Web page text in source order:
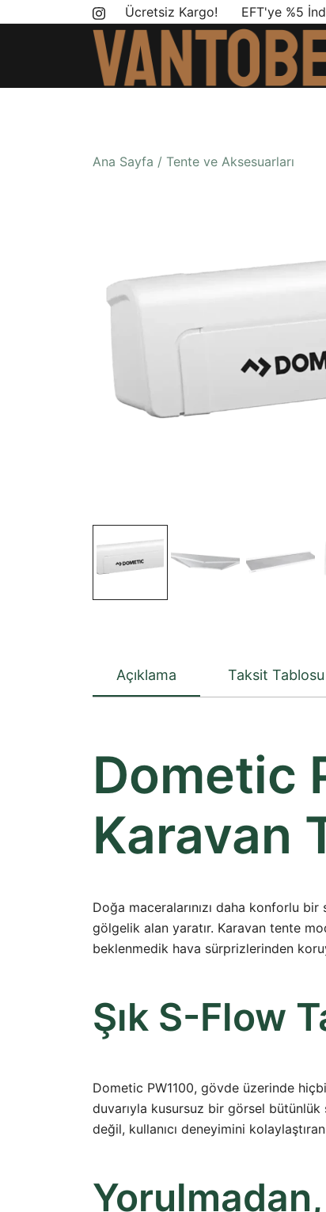
Ücretsiz Kargo! EFT'ye %5
Ana Sayfa / Tente ve Aksesuarları
Açıklama Taksit
Dometic
Karavan
Doğa maceralarınızı daha konforlu
gölgelik alan yaratır. Karavan tente
beklenmedik hava sürprizlerinden
Şık S-Flow
Dometic PW1100, gövde üzerinde
duvarıyla kusursuz bir görsel bütünlük
değil, kullanıcı deneyimini